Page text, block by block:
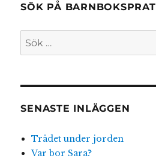
snygga
SÖK PÅ BARNBOKSPRAT
Sök
SENASTE INLÄGGEN
Trädet under jorden
Var bor Sara?